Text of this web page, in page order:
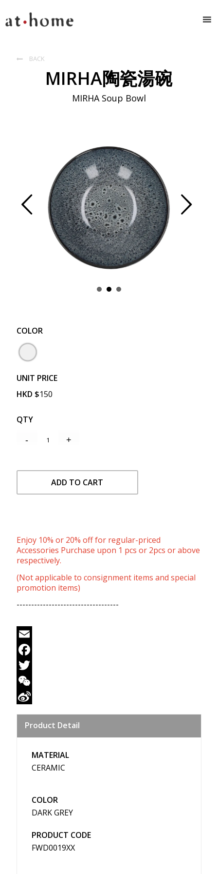
 BACK
MIRHA陶瓷湯碗
MIRHA Soup Bowl
COLOR
UNIT PRICE
HKD $150
QTY
ADD TO CART
Enjoy 10% or 20% off for regular-priced
Accessories Purchase upon 1 pcs or 2pcs or above
respectively.
(Not applicable to consignment items and special
promotion items)
-----------------------------------
Email
Facebook
Twitter
WeChat
Weibo
Product Detail
MATERIAL
CERAMIC
COLOR
DARK GREY
PRODUCT CODE
FWD0019XX